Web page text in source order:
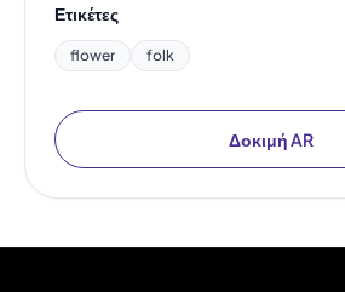
Ετικέτες
flower folk
Δοκιμή AR